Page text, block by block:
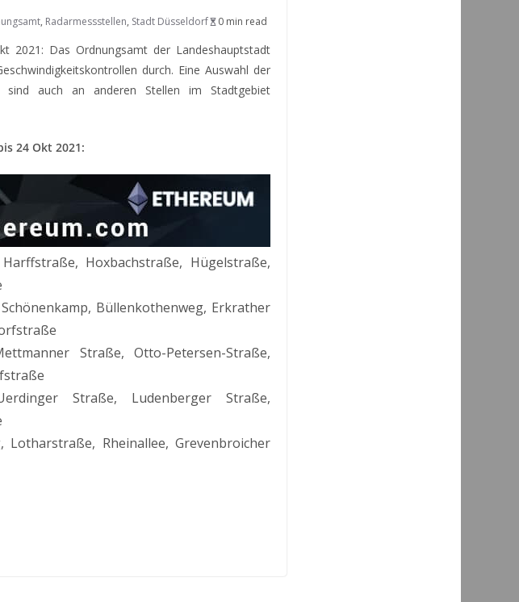
, Radarmessstellen, Stadt Düsseldorf 0 min read
2021: Das Ordnungsamt der Landeshauptstadt
durch. Eine Auswahl der
sind auch an anderen Stellen im Stadtgebiet
24 Okt 2021:
Hoxbachstraße, Hügelstraße,
Büllenkothenweg, Erkrather
Straße, Otto-Petersen-Straße,
Straße, Ludenberger Straße,
Rheinallee, Grevenbroicher